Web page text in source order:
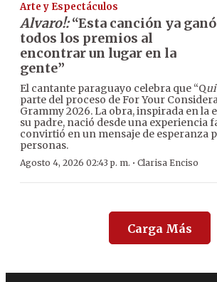
Arte y Espectáculos
Alvaro!:“Esta canción ya ganó
todos los premios al
encontrar un lugar en la
gente”
El cantante paraguayo celebra que “Q
parte del proceso de For Your
Grammy 2026. La obra, inspirada en la
su padre, nació desde una experiencia
convirtió en un mensaje de esperanza
personas.
Agosto 4, 2026 02:43 p. m. · Clarisa Enciso
Carga Más